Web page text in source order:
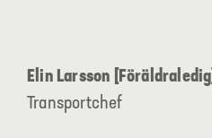
Elin Larsson [Föräldraledig]
Transportchef